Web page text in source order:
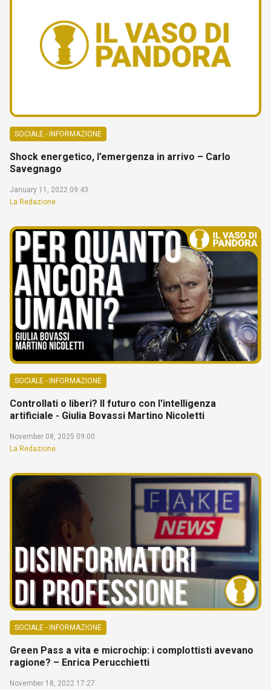
SOCIALE - INFORMAZIONE
Shock energetico, l’emergenza in arrivo – Carlo
Savegnago
January 11, 2022 09:43
La Redazione
SOCIALE - INFORMAZIONE
Controllati o liberi? Il futuro con l'intelligenza
artificiale - Giulia Bovassi Martino Nicoletti
November 08, 2025 09:00
La Redazione
SOCIALE - INFORMAZIONE
Green Pass a vita e microchip: i complottisti avevano
ragione? – Enrica Perucchietti
November 18, 2022 17:27